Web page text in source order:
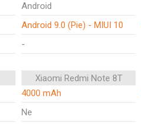
Android
Android 9.0 (Pie) - MIUI 10
-
Xiaomi Redmi Note 8T
4000 mAh
Ne